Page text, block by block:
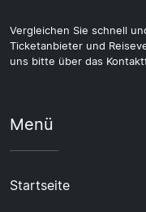
Vergleichen Sie schnell
Ticketanbieter und
uns bitte über das
Menü
Startseite